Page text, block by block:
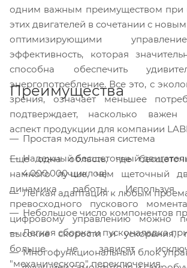
одним важным преимуществом при
этих двигателей в сочетании с
оптимизирующими
эффективность, которая значи
способна обеспечить
энергопотребление. Все это, с
зрения, означает меньшее
подтверждает, насколько важен
аспект продукции для компании
Еще одна область, где
намного лучше, чем щеточный
динамика работы. Используя
превосходного пускового
цифровому управлению можно
высокие скорости и ускорения,
больше не зависят
"механического" переключения.
Преимущества
Простая модульная система
Надежный бесщеточный
4.000.000 циклов)
Легкая адаптация к любым
Небольшое число компонентов
Легкая сборка и пусконаладка
Многофункциональный блок